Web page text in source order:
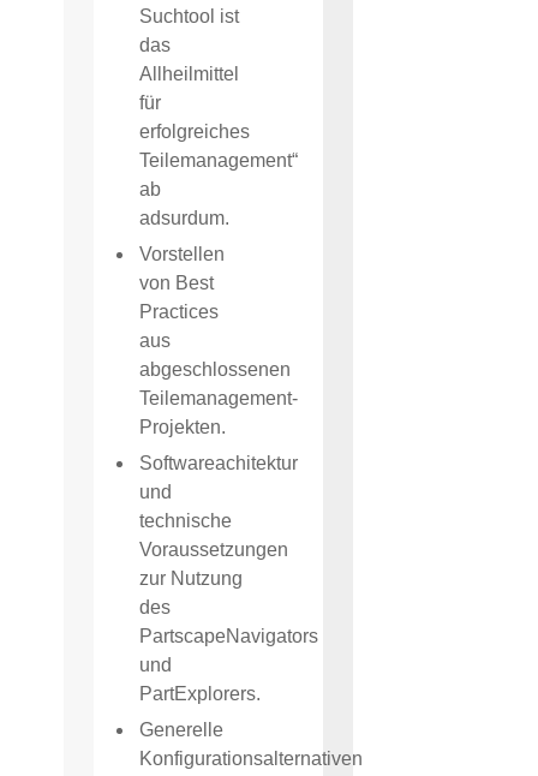
Suchtool ist
das
Allheilmittel
für
erfolgreiches
Teilemanagement“
ab
adsurdum.
Vorstellen
von Best
Practices
aus
abgeschlossenen
Teilemanagement-
Projekten.
Softwareachitektur
und
technische
Voraussetzungen
zur Nutzung
des
PartscapeNavigators
und
PartExplorers.
Generelle
Konfigurationsalternativen